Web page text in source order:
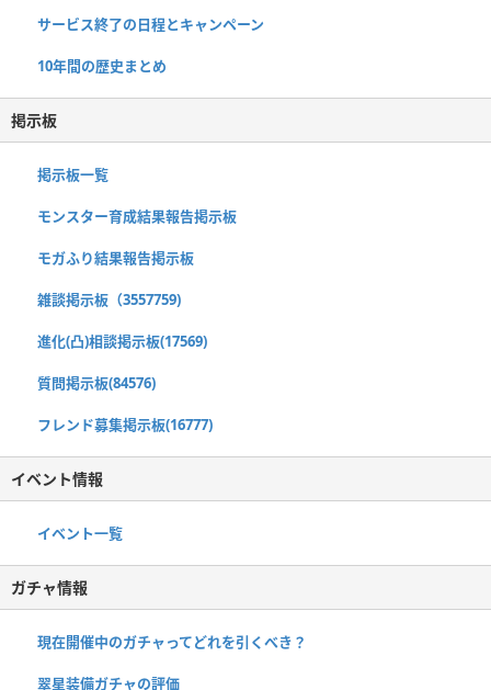
サービス終了の日程とキャンペーン
10年間の歴史まとめ
掲示板
掲示板一覧
モンスター育成結果報告掲示板
モガふり結果報告掲示板
雑談掲示板（3557759)
進化(凸)相談掲示板(17569)
質問掲示板(84576)
フレンド募集掲示板(16777)
イベント情報
イベント一覧
ガチャ情報
現在開催中のガチャってどれを引くべき？
翠星装備ガチャの評価